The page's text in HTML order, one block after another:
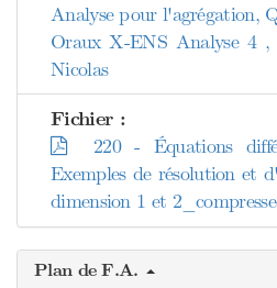
Analyse pour l'agrégation,
Oraux X-ENS Analyse 4 ,
Nicolas
Fichier :
220 - Équations
Exemples de résolution et
dimension 1 et
Plan de F.A.